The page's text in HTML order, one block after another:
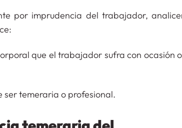
por imprudencia del trabajador,
que el trabajador sufra con ocasión
temeraria o profesional.